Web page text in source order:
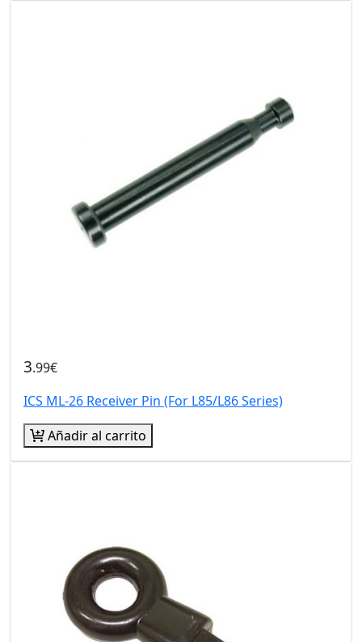
3.99€
ICS ML-26 Receiver Pin (For L85/L86 Series)
Añadir al carrito